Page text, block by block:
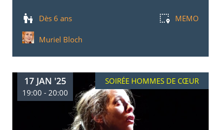
Dès 6 ans MEMO
Muriel Bloch
17 JAN '25
19:00 - 20:00
SOIRÉE HOMMES DE CŒUR